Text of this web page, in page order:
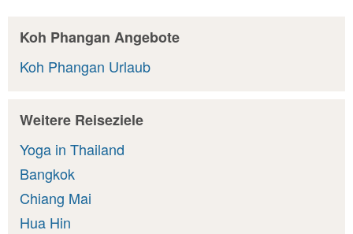
Koh Phangan Angebote
Koh Phangan Urlaub
Weitere Reiseziele
Yoga in Thailand
Bangkok
Chiang Mai
Hua Hin